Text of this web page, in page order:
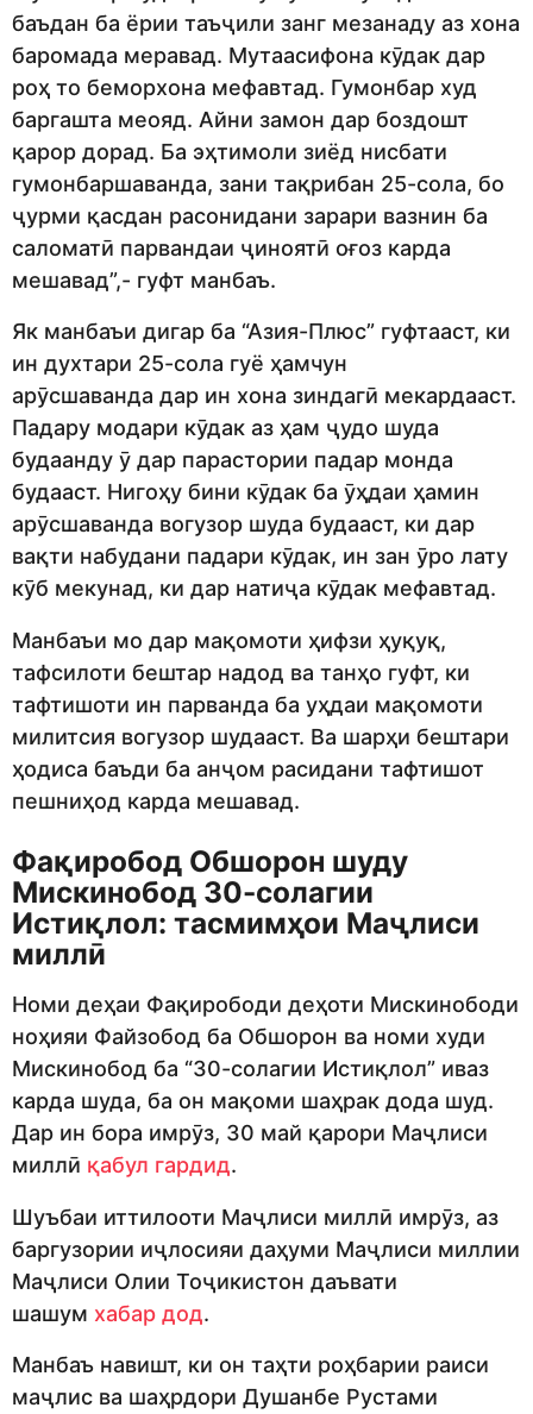
баъдан ба ёрии таъҷили занг мезанаду аз хона
баромада меравад. Мутаасифона кӯдак дар
роҳ то беморхона мефавтад. Гумонбар худ
баргашта меояд. Айни замон дар боздошт
қарор дорад. Ба эҳтимоли зиёд нисбати
гумонбаршаванда, зани тақрибан 25-сола, бо
ҷурми қасдан расонидани зарари вазнин ба
саломатӣ парвандаи ҷиноятӣ оғоз карда
мешавад”,- гуфт манбаъ.
Як манбаъи дигар ба “Азия-Плюс” гуфтааст, ки
ин духтари 25-сола гуё ҳамчун
арӯсшаванда дар ин хона зиндагӣ мекардааст.
Падару модари кӯдак аз ҳам ҷудо шуда
будаанду ӯ дар парастории падар монда
будааст. Нигоҳу бини кӯдак ба ӯҳдаи ҳамин
арӯсшаванда вогузор шуда будааст, ки дар
вақти набудани падари кӯдак, ин зан ӯро лату
кӯб мекунад, ки дар натиҷа кӯдак мефавтад.
Манбаъи мо дар мақомоти ҳифзи ҳуқуқ,
тафсилоти бештар надод ва танҳо гуфт, ки
тафтишоти ин парванда ба уҳдаи мақомоти
милитсия вогузор шудааст. Ва шарҳи бештари
ҳодиса баъди ба анҷом расидани тафтишот
пешниҳод карда мешавад.
Фақиробод Обшорон шуду
Мискинобод 30-солагии
Истиқлол: тасмимҳои Маҷлиси
миллӣ
Номи деҳаи Фақирободи деҳоти Мискинободи
ноҳияи Файзобод ба Обшорон ва номи худи
Мискинобод ба “30-солагии Истиқлол” иваз
карда шуда, ба он мақоми шаҳрак дода шуд.
Дар ин бора имрӯз, 30 май қарори Маҷлиси
миллӣ қабул гардид.
Шуъбаи иттилооти Маҷлиси миллӣ имрӯз, аз
баргузории иҷлосияи даҳуми Маҷлиси миллии
Маҷлиси Олии Тоҷикистон даъвати
шашум хабар дод.
Манбаъ навишт, ки он таҳти роҳбарии раиси
маҷлис ва шаҳрдори Душанбе Рустами